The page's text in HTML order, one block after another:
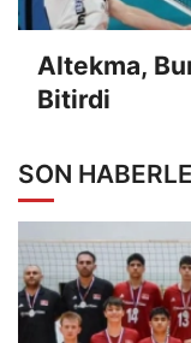
Altekma,
Bitirdi
SON